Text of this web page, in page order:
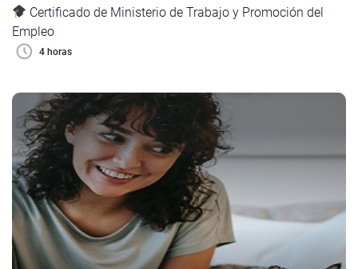
Certificado de Ministerio de Trabajo y Promoción del
Empleo
4 horas